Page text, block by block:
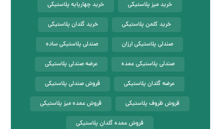
خرید میز پلاستیکی خرید چهارپایه پلاستیکی
خرید کلمن پلاستیکی خرید گلدان پلاستیکی
صندلی پلاستیکی ارزان صندلی پلاستیکی ساده
صندلی پلاستیکی عمده عرضه صندلی پلاستیکی
عرضه گلدان پلاستیکی فروش صندلی پلاستیکی
فروش ظروف پلاستیکی فروش عمده میز پلاستیکی
فروش عمده گلدان پلاستیکی